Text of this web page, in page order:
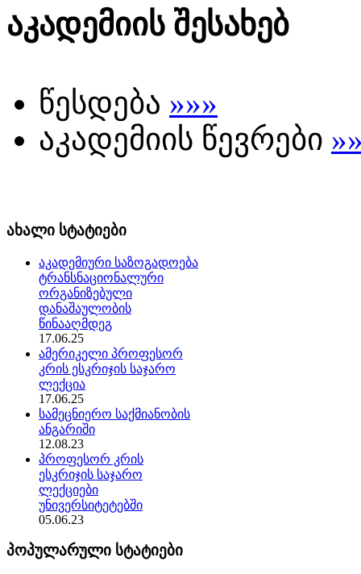
აკადემიის შესახებ
წესდება »»»
აკადემიის წევრები
ახალი სტატიები
აკადემიური საზოგადოება
ტრანსნაციონალური
ორგანიზებული
დანაშაულობის
წინააღმდეგ
17.06.25
ამერიკელი პროფესორ
კრის ესკრიჯის საჯარო
ლექცია
17.06.25
სამეცნიერო საქმიანობის
ანგარიში
12.08.23
პროფესორ კრის
ესკრიჯის საჯარო
ლექციები
უნივერსიტეტებში
05.06.23
პოპულარული სტატიები